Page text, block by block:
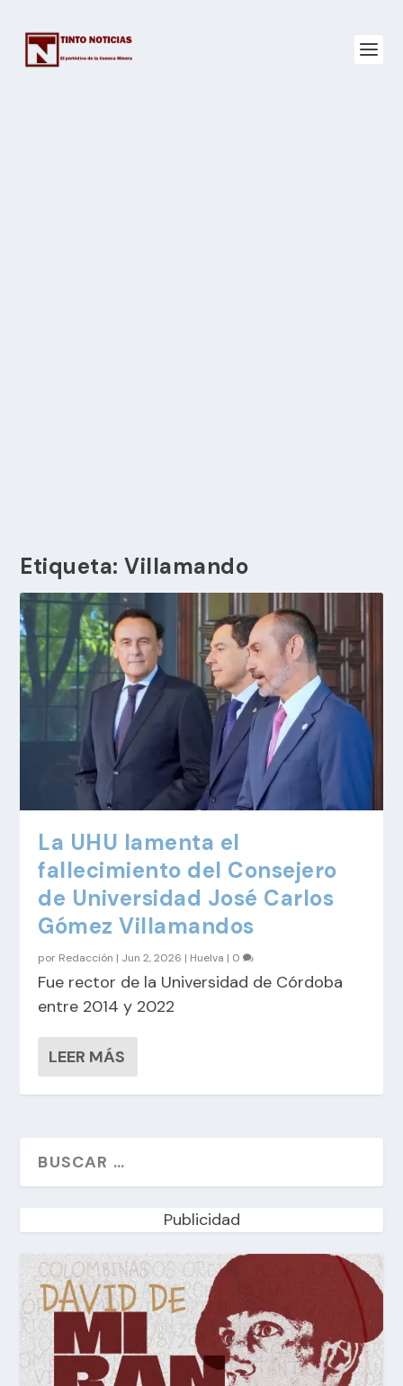
Etiqueta:Villamando
La UHU lamenta el
fallecimiento del Consejero
de Universidad José Carlos
Gómez Villamandos
por Redacción | Jun 2, 2026 | Huelva | 0
Fue rector de la Universidad de Córdoba
entre 2014 y 2022
LEER MÁS
Publicidad